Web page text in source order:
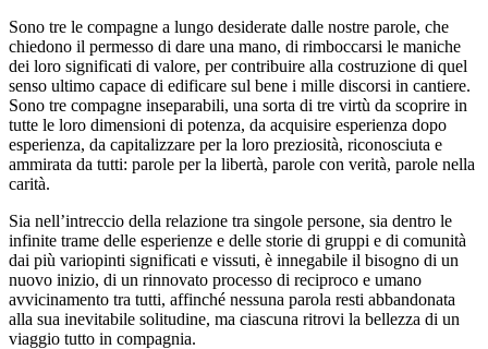
Sono tre le compagne a lungo desiderate dalle nostre parole, che
chiedono il permesso di dare una mano, di rimboccarsi le maniche
dei loro significati di valore, per contribuire alla costruzione di quel
senso ultimo capace di edificare sul bene i mille discorsi in cantiere.
Sono tre compagne inseparabili, una sorta di tre virtù da scoprire in
tutte le loro dimensioni di potenza, da acquisire esperienza dopo
esperienza, da capitalizzare per la loro preziosità, riconosciuta e
ammirata da tutti: parole per la libertà, parole con verità, parole nella
carità.
Sia nell’intreccio della relazione tra singole persone, sia dentro le
infinite trame delle esperienze e delle storie di gruppi e di comunità
dai più variopinti significati e vissuti, è innegabile il bisogno di un
nuovo inizio, di un rinnovato processo di reciproco e umano
avvicinamento tra tutti, affinché nessuna parola resti abbandonata
alla sua inevitabile solitudine, ma ciascuna ritrovi la bellezza di un
viaggio tutto in compagnia.